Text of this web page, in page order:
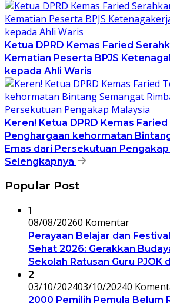
Ketua DPRD Kemas Faried
Kematian Peserta BPJS
kepada Ahli Waris
Keren! Ketua DPRD Kemas
Penghargaan kehormatan
Emas dari Persekutuan
Selengkapnya
Popular Post
1
08/08/20260 Komentar
Perayaan Belajar dan
Sehat 2026: Gerakkan
Sekolah Ratusan Guru PJOK
2
03/10/202403/10/20240
2000 Pemilih Pemula Belum